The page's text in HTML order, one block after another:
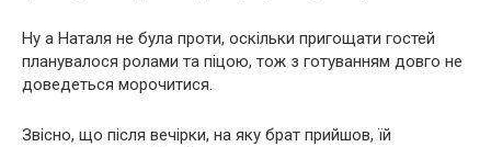
Ну а Наталя не була проти, оскільки пригощати гостей
планувалося ролами та піцою, тож з готуванням довго не
доведеться морочитися.
Звісно, що після вечірки, на яку брат прийшов, їй